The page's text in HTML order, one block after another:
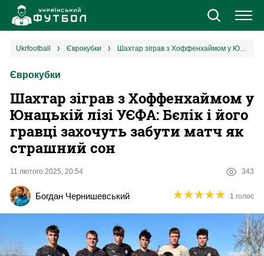
Новини
Єврокубки
УПЛ
2 ліга
Різне
ukrfootball єврокубки Шахтар зіграв з Хоффенхаймом у Юнацькій лізі УЄФА: Бєлік і його гравці захочуть забути матч як страшний сон
Єврокубки
Шахтар зіграв з Хоффенхаймом у
Юнацькій лізі УЄФА: Бєлік і його
гравці захочуть забути матч як
страшний сон
11 лютого 2025, 20:54 343
Богдан Чернишевський ★★★★★
★★★★★ 1 голос